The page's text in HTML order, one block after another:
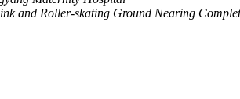
and Roller-skating Ground Nearing